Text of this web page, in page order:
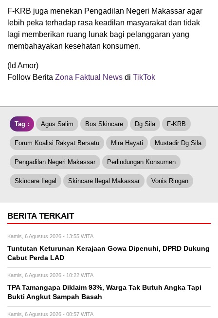
F-KRB juga menekan Pengadilan Negeri Makassar agar
lebih peka terhadap rasa keadilan masyarakat dan tidak
lagi memberikan ruang lunak bagi pelanggaran yang
membahayakan kesehatan konsumen.
(Id Amor)
Follow Berita Zona Faktual News di TikTok
Tag : Agus Salim Bos Skincare Dg Sila F-KRB
Forum Koalisi Rakyat Bersatu Mira Hayati Mustadir Dg Sila
Pengadilan Negeri Makassar Perlindungan Konsumen
Skincare Ilegal Skincare Ilegal Makassar Vonis Ringan
BERITA TERKAIT
Kamis, 6 Agustus 2026 - 13:55 WITA
Tuntutan Keturunan Kerajaan Gowa Dipenuhi, DPRD Dukung
Cabut Perda LAD
Kamis, 6 Agustus 2026 - 10:22 WITA
TPA Tamangapa Diklaim 93%, Warga Tak Butuh Angka Tapi
Bukti Angkut Sampah Basah
Kamis, 6 Agustus 2026 - 00:57 WITA